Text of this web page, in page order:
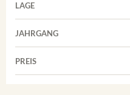
Grauburgunder
Riesling
LAGE
Achkarrer Schlossberg
Vorderer Winklerberg
JAHRGANG
PREIS